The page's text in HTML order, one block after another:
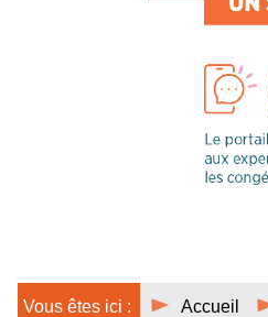
Vous êtes ici : Accueil